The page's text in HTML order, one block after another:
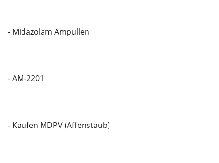
- Midazolam Ampullen
- AM-2201
- Kaufen MDPV (Affenstaub)